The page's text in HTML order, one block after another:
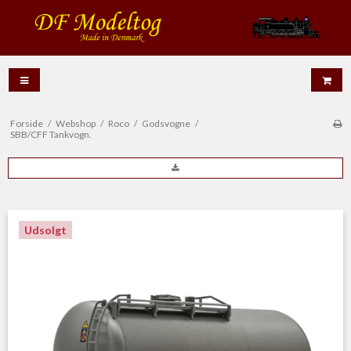
Forside / Webshop / Roco / Godsvogne /
SBB/CFF Tankvogn.
Udsolgt